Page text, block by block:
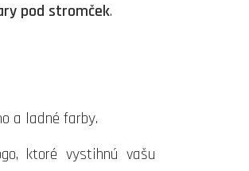
pod stromček.
a ladné farby.
ktoré vystihnú vašu